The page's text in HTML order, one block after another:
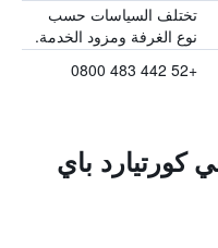
تختلف السياسات حسب
نوع الغرفة ومزود الخدمة.
+52 442 483 0800
كورتيارد باي